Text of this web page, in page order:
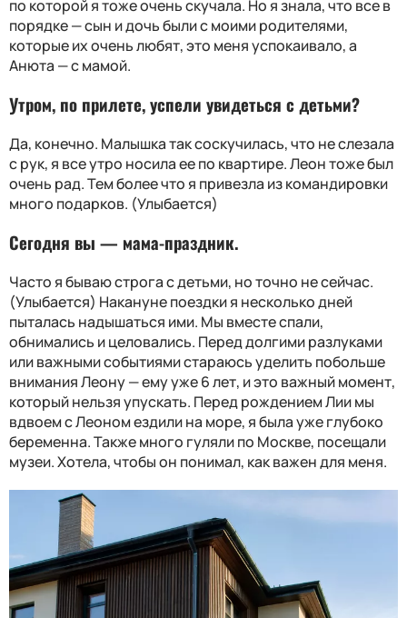
по которой я тоже очень скучала. Но я знала, что все в
порядке — сын и дочь были с моими родителями,
которые их очень любят, это меня успокаивало, а
Анюта — с мамой.
Утром, по прилете, успели увидеться с детьми?
Да, конечно. Малышка так соскучилась, что не слезала
с рук, я все утро носила ее по квартире. Леон тоже был
очень рад. Тем более что я привезла из командировки
много подарков. (Улыбается)
Сегодня вы — мама-праздник.
Часто я бываю строга с детьми, но точно не сейчас.
(Улыбается) Накануне поездки я несколько дней
пыталась надышаться ими. Мы вместе спали,
обнимались и целовались. Перед долгими разлуками
или важными событиями стараюсь уделить побольше
внимания Леону — ему уже 6 лет, и это важный момент,
который нельзя упускать. Перед рождением Лии мы
вдвоем с Леоном ездили на море, я была уже глубоко
беременна. Также много гуляли по Москве, посещали
музеи. Хотела, чтобы он понимал, как важен для меня.